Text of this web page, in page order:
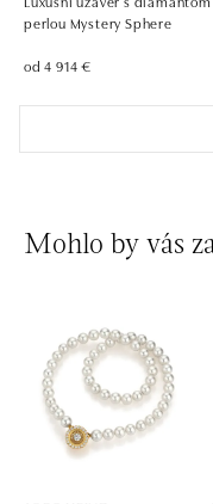
perlou Mystery Sphere
od 4 914 €
Mohlo by vás